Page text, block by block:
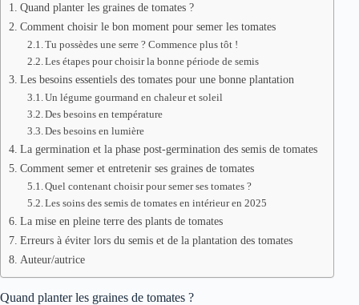
Quand planter les graines de tomates ?
Comment choisir le bon moment pour semer les tomates
Tu possèdes une serre ? Commence plus tôt !
Les étapes pour choisir la bonne période de semis
Les besoins essentiels des tomates pour une bonne plantation
Un légume gourmand en chaleur et soleil
Des besoins en température
Des besoins en lumière
La germination et la phase post-germination des semis de tomates
Comment semer et entretenir ses graines de tomates
Quel contenant choisir pour semer ses tomates ?
Les soins des semis de tomates en intérieur en 2025
La mise en pleine terre des plants de tomates
Erreurs à éviter lors du semis et de la plantation des tomates
Auteur/autrice
Quand planter les graines de tomates ?